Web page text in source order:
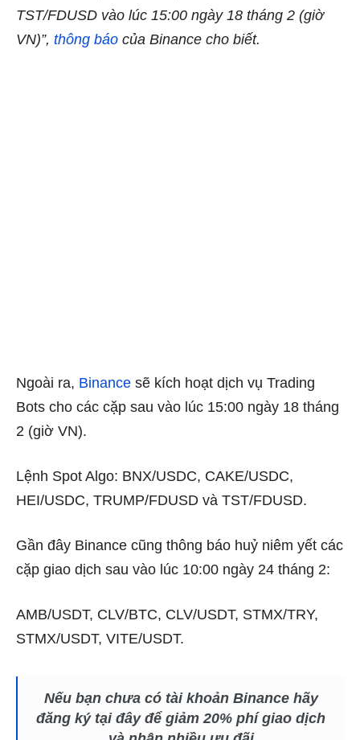
TST/FDUSD vào lúc 15:00 ngày 18 tháng 2 (giờ
VN)”, thông báo của Binance cho biết.
Ngoài ra, Binance sẽ kích hoạt dịch vụ Trading
Bots cho các cặp sau vào lúc 15:00 ngày 18 tháng
2 (giờ VN).
Lệnh Spot Algo: BNX/USDC, CAKE/USDC,
HEI/USDC, TRUMP/FDUSD và TST/FDUSD.
Gần đây Binance cũng thông báo huỷ niêm yết các
cặp giao dịch sau vào lúc 10:00 ngày 24 tháng 2:
AMB/USDT, CLV/BTC, CLV/USDT, STMX/TRY,
STMX/USDT, VITE/USDT.
Nếu bạn chưa có tài khoản Binance hãy
đăng ký tại đây để giảm 20% phí giao dịch